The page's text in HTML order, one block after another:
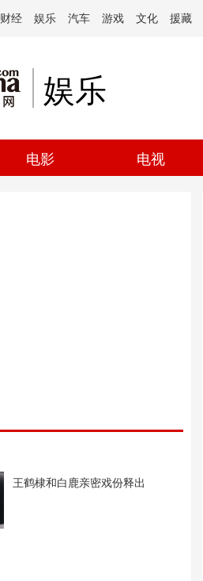
财经 娱乐 汽车 游戏 文化 援藏
娱乐
电影 电视
王鹤棣和白鹿亲密戏份释出